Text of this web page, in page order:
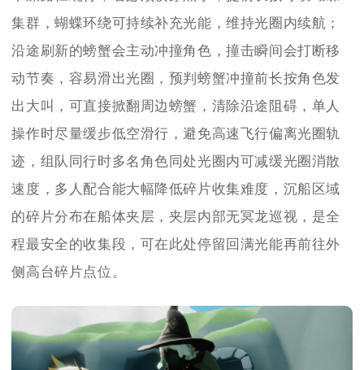
集群，蝴蝶环绕可持续补充光能，维持光圈内续航；
沿途刷新的螃蟹会主动冲撞角色，撞击瞬间会打断移
动节奏，容易滑出光圈，预判螃蟹冲撞前长按角色发
出大叫，可直接掀翻周边螃蟹，清除沿途阻碍，单人
操作时尽量缓步低空滑行，避免高速飞行偏离光圈轨
迹，组队同行时多名角色同处光圈内可减缓光圈消散
速度，多人配合能大幅降低碎片收集难度，沉船区域
的碎片分布在船体夹层，夹层内部无冥龙巡视，是全
程最安全的收集段，可在此处停留回满光能再前往外
侧高台碎片点位。